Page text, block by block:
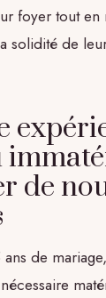
foyer tout en
solidité de
de
de